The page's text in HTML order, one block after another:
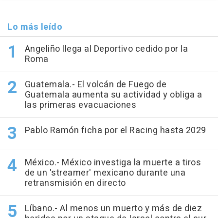
Lo más leído
Angeliño llega al Deportivo cedido por la
Roma
Guatemala.- El volcán de Fuego de
Guatemala aumenta su actividad y obliga a
las primeras evacuaciones
Pablo Ramón ficha por el Racing hasta 2029
México.- México investiga la muerte a tiros
de un 'streamer' mexicano durante una
retransmisión en directo
Líbano.- Al menos un muerto y más de diez